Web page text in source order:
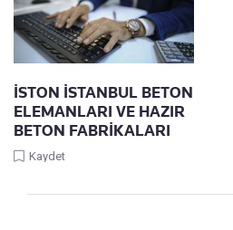
İSTON İSTANBUL BETON
ELEMANLARI VE HAZIR
BETON FABRİKALARI
Kaydet